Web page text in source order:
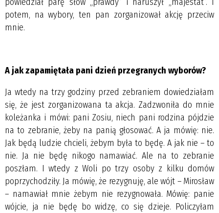
potem, na wybory, ten pan zorganizował akcję przeciw
mnie.
A jak zapamiętała pani dzień przegranych wyborów?
Ja wtedy na trzy godziny przed zebraniem dowiedziałam
się, że jest zorganizowana ta akcja. Zadzwoniła do mnie
koleżanka i mówi: pani Zosiu, niech pani rodzina pójdzie
na to zebranie, żeby na panią głosować. A ja mówię: nie.
Jak będą ludzie chcieli, żebym była to będę. A jak nie – to
nie. Ja nie będę nikogo namawiać. Ale na to zebranie
poszłam. I wtedy z Woli po trzy osoby z kilku domów
poprzychodziły. Ja mówię, że rezygnuję, ale wójt – Mirosław
– namawiał mnie żebym nie rezygnowała. Mówię: panie
wójcie, ja nie będę bo widzę, co się dzieje. Policzyłam